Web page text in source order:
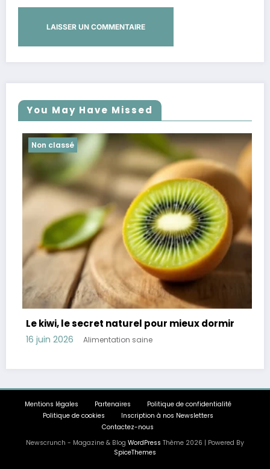
You May Have Missed
secret naturel pour mieux dormir
Alimentation saine
Non classé
Révélation :
Mentions légales Partenaires
Politique de confidentialité
Politique de cookies
Inscription à nos Newsletters
Newscrunch - Magazine & BlogWordPress
Thème 2026 | Powered By
SpiceThemes